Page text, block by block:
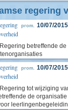
regering
prom. 10/07/2015
betreffende
prom. 10/07/2015
tot wijziging
de